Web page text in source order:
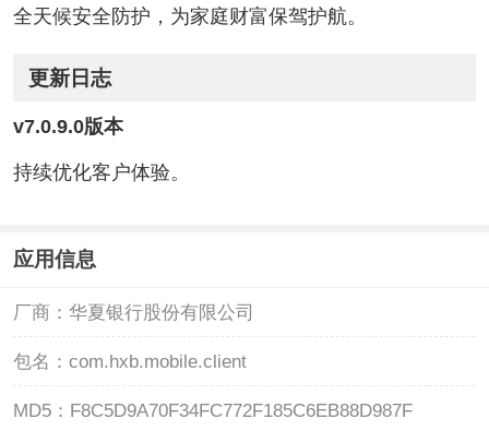
全天候安全防护，为家庭财富保驾护航。
更新日志
v7.0.9.0版本
持续优化客户体验。
应用信息
厂商： 华夏银行股份有限公司
包名： com.hxb.mobile.client
MD5： F8C5D9A70F34FC772F185C6EB88D987F